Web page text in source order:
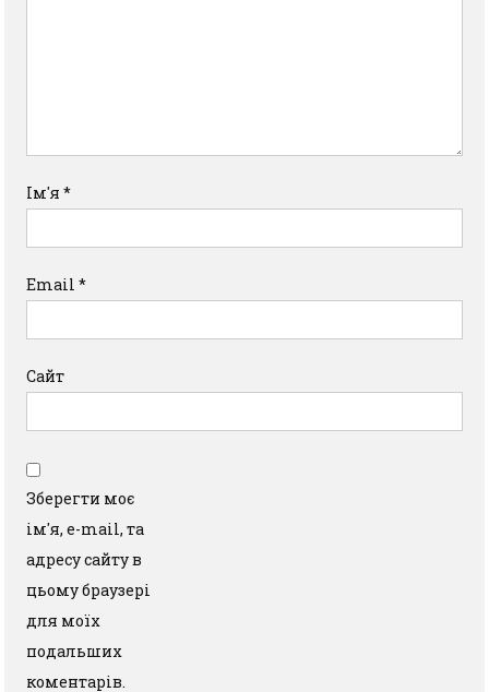
Ім'я*
Email*
Сайт
Зберегти моє
ім'я, e-mail, та
адресу сайту в
цьому браузері
для моїх
подальших
коментарів.